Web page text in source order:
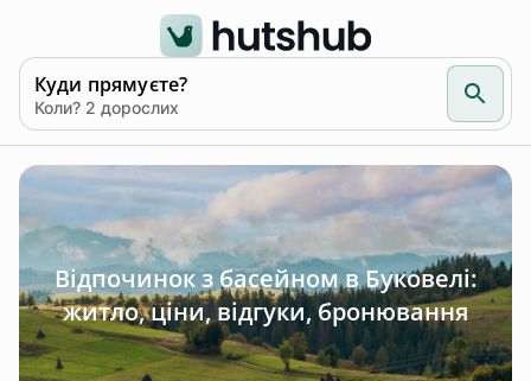
Куди прямуєте?
Коли? 2 дорослих
Відпочинок з басейном в Буковелі:
житло, ціни, відгуки, бронювання